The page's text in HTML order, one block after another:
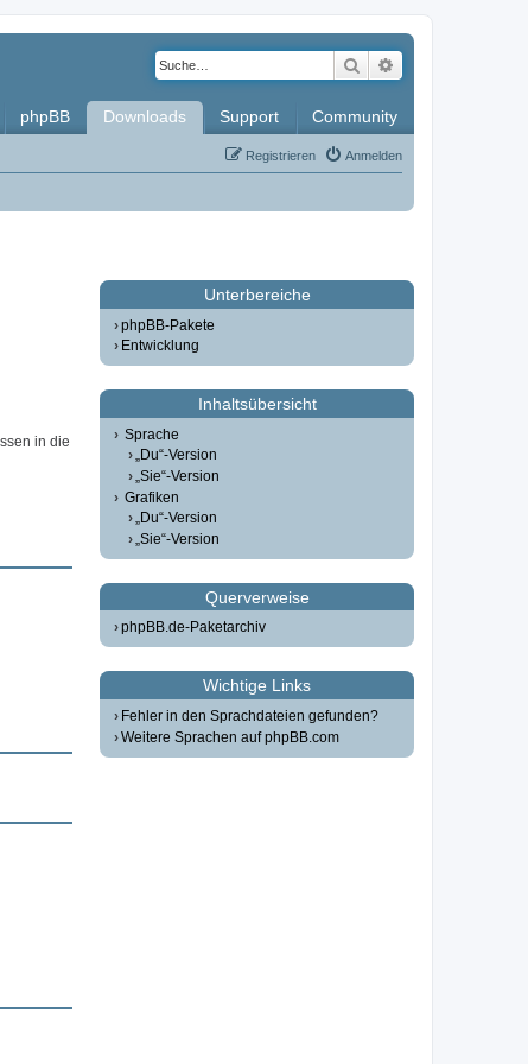
Suche
phpBB Downloads Support Community
Anmelden
Registrieren
in die
Unterbereiche
phpBB-Pakete
Entwicklung
Inhaltsübersicht
Sprache
„Du“-Version
„Sie“-Version
Grafiken
„Du“-Version
„Sie“-Version
Querverweise
phpBB.de-Paketarchiv
Wichtige Links
Fehler in den Sprachdateien gefunden?
Weitere Sprachen auf phpBB.com